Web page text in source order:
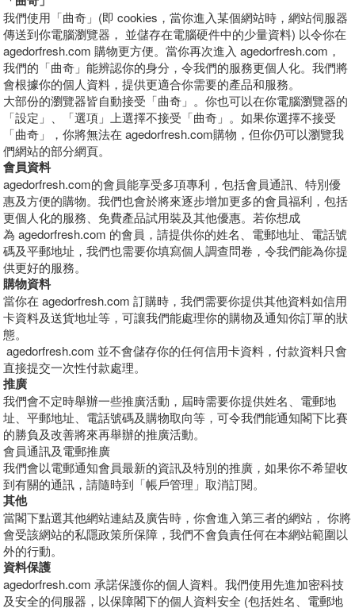
我們使用「曲奇」(即 cookies，當你進入某個網站時，網站伺服器
傳送到你電腦瀏覽器， 並儲存在電腦硬件中的少量資料) 以令你在
agedorfresh.com 購物更方便。當你再次進入 agedorfresh.com，
我們的「曲奇」能辨認你的身分，令我們的服務更個人化。我們將
會根據你的個人資料，提供更適合你需要的產品和服務。
大部份的瀏覽器皆自動接受「曲奇」。你也可以在你電腦瀏覽器的
「設定」、「選項」上選擇不接受「曲奇」。如果你選擇不接受
「曲奇」，你將無法在 agedorfresh.com購物，但你仍可以瀏覽我
們網站的部分網頁。
會員資料
agedorfresh.com的會員能享受多項專利，包括會員通訊、特別優
惠及方便的購物。我們也會於將來逐步增加更多的會員福利，包括
更個人化的服務、免費產品試用裝及其他優惠。若你想成
為 agedorfresh.com 的會員，請提供你的姓名、電郵地址、電話號
碼及平郵地址，我們也需要你填寫個人調查問卷，令我們能為你提
供更好的服務。
購物資料
當你在 agedorfresh.com 訂購時，我們需要你提供其他資料如信用
卡資料及送貨地址等，可讓我們能處理你的購物及通知你訂單的狀
態。
agedorfresh.com 並不會儲存你的任何信用卡資料，付款資料只會
直接提交一次性付款處理。
推廣
我們會不定時舉辦一些推廣活動，屆時需要你提供姓名、電郵地
址、平郵地址、電話號碼及購物取向等，可令我們能通知閣下比賽
的勝負及改善將來再舉辦的推廣活動。
會員通訊及電郵推廣
我們會以電郵通知會員最新的資訊及特別的推廣，如果你不希望收
到有關的通訊，請隨時到「帳戶管理」取消訂閱。
其他
當閣下點選其他網站連結及廣告時，你會進入第三者的網站， 你將
會受該網站的私隱政策所保障，我們不會負責任何在本網站範圍以
外的行動。
資料保護
agedorfresh.com 承諾保護你的個人資料。我們使用先進加密科技
及安全的伺服器，以保障閣下的個人資料安全 (包括姓名、電郵地